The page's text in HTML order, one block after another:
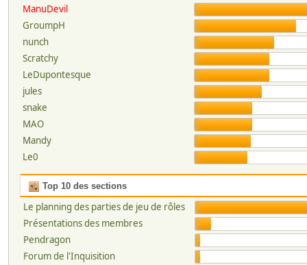
ManuDevil
GroumpH
nunch
Scratchy
LeDupontesque
jules
snake
MAO
Mandy
Le0
Top 10 des sections
Le planning des parties de jeu de rôles
Présentations des membres
Pendragon
Forum de l'Inquisition